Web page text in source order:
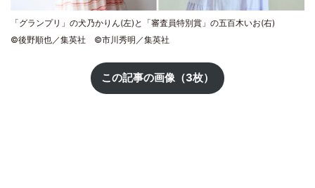
「グランプリ」の犬乃かりん(左)と「審査員特別賞」の五百木いお(右)
©後野順也／集英社 ©市川秀明／集英社
この記事の画像（3枚）